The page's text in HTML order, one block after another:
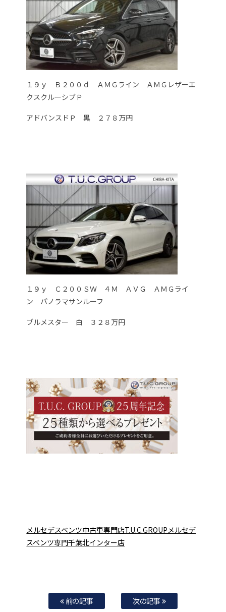
１９ｙ Ｂ２００ｄ ＡＭＧライン ＡＭＧレザーエ
クスクルーシブＰ
アドバンスドＰ 黒 ２７８万円
１９ｙ Ｃ２００ＳＷ ４Ｍ ＡＶＧ ＡＭＧライ
ン パノラマサンルーフ
ブルメスター 白 ３２８万円
メルセデスベンツ中古車専門店T.U.C.GROUPメルセデ
スベンツ専門千葉北インター店
前の記事 次の記事